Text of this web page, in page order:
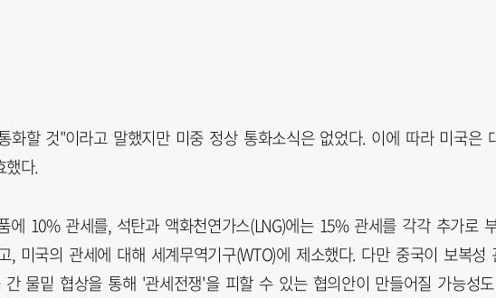
화할 것"이라고 말했지만 미중 정상 통화소식은 없었다. 이에 따라 미국은
다.
10% 관세를, 석탄과 액화천연가스(LNG)에는 15% 관세를 각각 추가로
미국의 관세에 대해 세계무역기구(WTO)에 제소했다. 다만 중국이 보복성
물밑 협상을 통해 '관세전쟁'을 피할 수 있는 협의안이 만들어질 가능성도